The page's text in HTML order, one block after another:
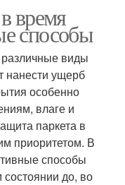
время
способы
виды
нанести ущерб
особенно
влаге и
паркета в
приоритетом. В
способы
до, во